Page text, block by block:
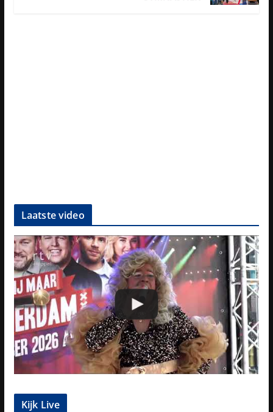
Laatste video
Kijk Live